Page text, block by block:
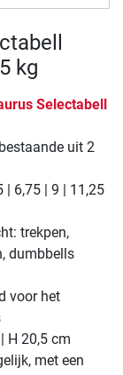
kg
Selectabell
uit 2
| 6,75 | 9 | 11,25
trekpen,
dumbbells
voor het
H 20,5 cm
met een